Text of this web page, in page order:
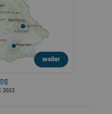
weiter
2022